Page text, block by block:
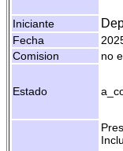
Iniciante
Fecha
Comision
no
Estado